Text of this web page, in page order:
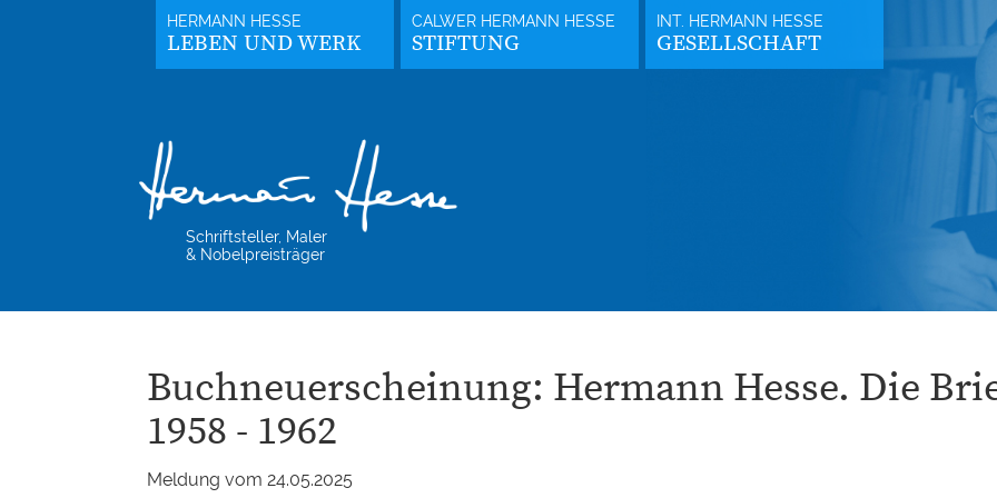
LEBEN UND WERK STIFTUNG GESELLSCHAFT
Schriftsteller, Maler
& Nobelpreisträger
Buchneuerscheinung: Hermann Hesse. Die
1958 - 1962
Meldung vom 24.05.2025